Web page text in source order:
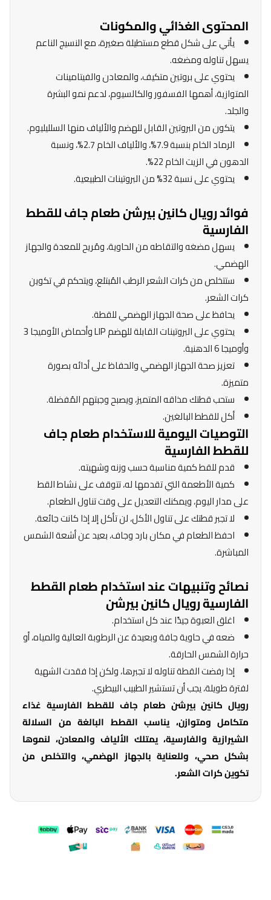
المحتوى الغذائي والمكونات
يأتي على شكل قطع مستطيلة صغيرة، مع النسيج الناعم
يسهل تناوله ومضغه.
يحتوي على بروتين متكيف، والمعادن والفيتامينات
المتوازية، أهمها الفسفور والكالسيوم، لدعم نمو البشرة
والجلد.
يتكون من البروتين القابل للهضم والألياف منها السلليليوم.
الرماد الخام بنسبة 7.9%، والألياف الخام 2.7%، ونسبة
الدهون في الزيت الخام 22%.
يحتوي على نسبة 32% من البروتينات الطبيعية.
فوائد رويال كانين بيرشن طعام جاف للقطط
الفارسية
يسهل مضغه والتقاطه من الحاوية، ومُريح للمعدة والجهاز
الهضمي.
ستتخلص من كرات الشعر الرطب المُبتلع، ويتحكم في تكوين
كرات الشعر.
يحافظ على صحة الجهاز الهضمي للقطة.
يحتوي على البروتينات القابلة للهضم LIP وأحماض الأوميجا 3
وأوميجا 6 الدهنية.
تعزيز صحة الجهاز الهضمي والحفاظ على أدائه بصورة
متميزة.
ستحب قطتك مذاقه المتميز، ويصبح وجبتهم المُفضلة.
أكل للقطط البالغين.
التوصيات اليومية للاستخدام طعام جاف
للقطط الفارسية
قدم للقط كمية مناسبة حسب وزنه وشهيته.
كمية الأطعمة التي تقدمها له، تتوقف على نشاط القط
على مدار اليوم، ويمكنك التعديل على وقت تناول الطعام.
لا تجبر قطتك على تناول الأكل، لن تأكل إلا إذا كانت جائعة.
احفظ الطعام في مكان بارد وجاف، بعيد عن أشعة الشمس
المباشرة.
نصائح وتنبيهات عند استخدام طعام القطط
الفارسية رويال كانين بيرشن
اغلق العبوة جيدًا عند كل استخدام.
ضعه في حاوية جافة وبعيدة عن الرطوبة العالية والمياه، أو
حرارة الشمس الحارقة.
إذا رفضت القطة تناوله لا تجبرها، ولكن إذا فقدت الشهية
لفترة طويلة، يجب أن تستشير الطبيب البيطري.
رويال كانين بيرشن طعام جاف للقطط الفارسية غذاء
متكامل ومتوازن، يناسب القطط البالغة من السلالة
الشيرازية والفارسية، يمتلك الألياف والمعادن، لنموها
بشكل صحي، وللعناية بالجهاز الهضمي، والتخلص من
تكوين كرات الشعر.